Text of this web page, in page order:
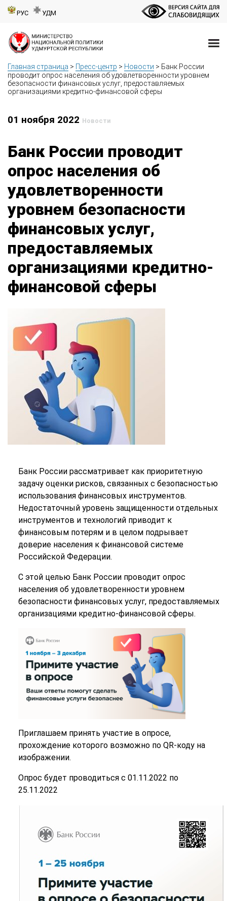
РУС УДМ
Главная страница > Пресс-центр > Новости > Банк России
проводит опрос населения об удовлетворенности уровнем
безопасности финансовых услуг, предоставляемых
организациями кредитно-финансовой сферы
01 ноября 2022 Новости
Банк России проводит
опрос населения об
удовлетворенности
уровнем безопасности
финансовых услуг,
предоставляемых
организациями кредитно-
финансовой сферы
Банк России рассматривает как приоритетную
задачу оценки рисков, связанных с безопасностью
использования финансовых инструментов.
Недостаточный уровень защищенности отдельных
инструментов и технологий приводит к
финансовым потерям и в целом подрывает
доверие населения к финансовой системе
Российской Федерации.
С этой целью Банк России проводит опрос
населения об удовлетворенности уровнем
безопасности финансовых услуг, предоставляемых
организациями кредитно-финансовой сферы.
Приглашаем принять участие в опросе,
прохождение которого возможно по QR-коду на
изображении.
Опрос будет проводиться с 01.11.2022 по
25.11.2022